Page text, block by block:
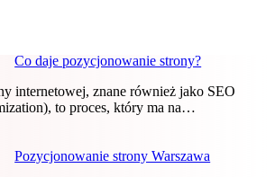
Co daje pozycjonowanie strony?
internetowej, znane również jako SEO
to proces, który ma na…
Pozycjonowanie strony Warszawa